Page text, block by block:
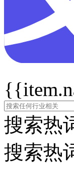
搜索热
搜索热